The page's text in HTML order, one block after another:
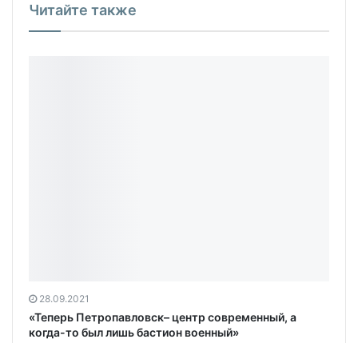
Читайте также
когда-то был лишь бастион военный»